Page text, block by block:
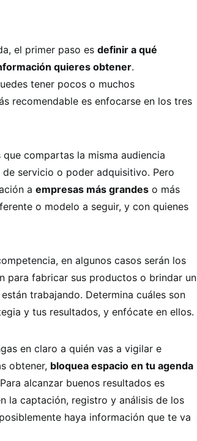
el primer paso es definir a qué
quieres obtener.
tener pocos o muchos
recomendable es enfocarse en los tres
compartas la misma audiencia
servicio o poder adquisitivo. Pero
a empresas más grandes o más
o modelo a seguir, y con quienes
en algunos casos serán los
para fabricar sus productos o brindar un
trabajando. Determina cuáles son
y tus resultados, y enfócate en ellos.
en claro a quién vas a vigilar e
obtener, bloquea espacio en tu agenda
Para alcanzar buenos resultados es
la captación, registro y análisis de los
haya información que te va